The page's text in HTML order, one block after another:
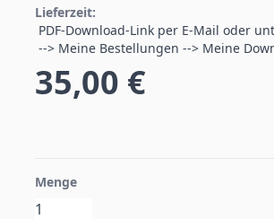
Lieferzeit:
PDF-Download-Link per E-Mail oder
--> Meine Bestellungen --> Meine
35,00 €
Menge